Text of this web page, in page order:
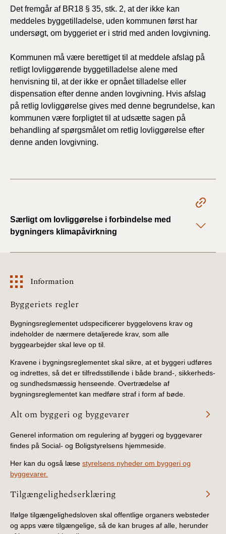
Det fremgår af BR18 § 35, stk. 2, at der ikke kan
meddeles byggetilladelse, uden kommunen først har
undersøgt, om byggeriet er i strid med anden lovgivning.
Kommunen må være berettiget til at meddele afslag på
retligt lovliggørende byggetilladelse alene med
henvisning til, at der ikke er opnået tilladelse eller
dispensation efter denne anden lovgivning. Hvis afslag
på retlig lovliggørelse gives med denne begrundelse, kan
kommunen være forpligtet til at udsætte sagen på
behandling af spørgsmålet om retlig lovliggørelse efter
denne anden lovgivning.
Særligt om lovliggørelse i forbindelse med
bygningers klimapåvirkning
Information
Information
Byggeriets regler
Bygningsreglementet udspecificerer byggelovens krav og
indeholder de nærmere detaljerede krav, som alle
byggearbejder skal leve op til.
Kravene i bygningsreglementet skal sikre, at et byggeri udføres
og indrettes, så det er tilfredsstillende i både brand-, sikkerheds-
og sundhedsmæssig henseende. Overtrædelse af
bygningsreglementet kan medføre straf i form af bøde.
Alt om byggeri og byggevarer
Generel information om regulering af byggeri og byggevarer
findes på Social- og Boligstyrelsens hjemmeside.
Her kan du også læse styrelsens nyheder om byggeri og
byggevarer.
Tilgængelighedserklæring
Ifølge tilgængelighedsloven skal offentlige organers websteder
og apps være tilgængelige, så de kan bruges af alle, herunder